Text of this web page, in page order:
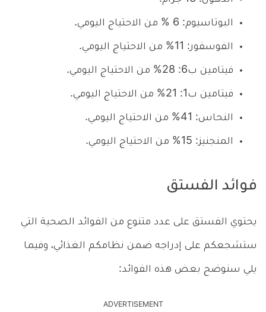
البوتاسيوم: 6 % من الاحتياج اليومي.
الفوسفور: 11% من الاحتياج اليومي.
فيتامين ب6: 28% من الاحتياج اليومي.
فيتامين ب1: 21% من الاحتياج اليومي.
النحاس: 41% من الاحتياج اليومي.
المنجنيز: 15% من الاحتياج اليومي.
فوائد الفستق
يحتوي الفستق على عدد متنوع من الفوائد الصحية التي
ستشجعكم على إدراجه ضمن نظامكم الغذائي، وفيما
يلي سنوضح بعض هذه الفوائد:
ADVERTISEMENT